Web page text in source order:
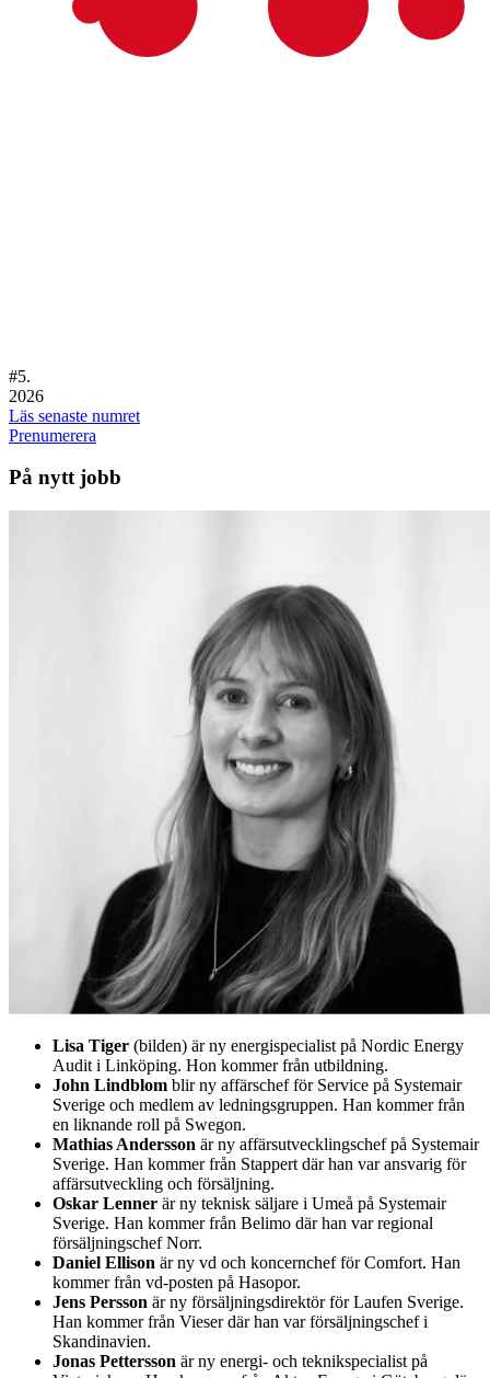
#5.
2026
Läs senaste numret
Prenumerera
På nytt jobb
Lisa Tiger (bilden) är ny energispecialist på Nordic Energy
Audit i Linköping. Hon kommer från utbildning.
John Lindblom blir ny affärschef för Service på Systemair
Sverige och medlem av ledningsgruppen. Han kommer från
en liknande roll på Swegon.
Mathias Andersson är ny affärsutvecklingschef på Systemair
Sverige. Han kommer från Stappert där han var ansvarig för
affärsutveckling och försäljning.
Oskar Lenner är ny teknisk säljare i Umeå på Systemair
Sverige. Han kommer från Belimo där han var regional
försäljningschef Norr.
Daniel Ellison är ny vd och koncernchef för Comfort. Han
kommer från vd-posten på Hasopor.
Jens Persson är ny försäljningsdirektör för Laufen Sverige.
Han kommer från Vieser där han var försäljningschef i
Skandinavien.
Jonas Pettersson är ny energi- och teknikspecialist på